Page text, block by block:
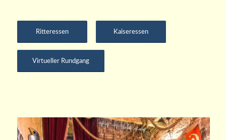
Ritteressen Kaiseressen
Virtueller Rundgang